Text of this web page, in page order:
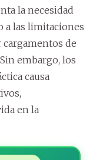
la necesidad
a las limitaciones
de
embargo, los
causa
en la